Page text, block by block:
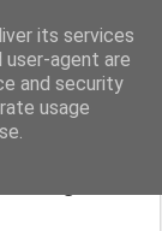
its services
user-agent are
and security
usage
Functional Fitness by Mattias - Träningsinspiration & träningsfilmer